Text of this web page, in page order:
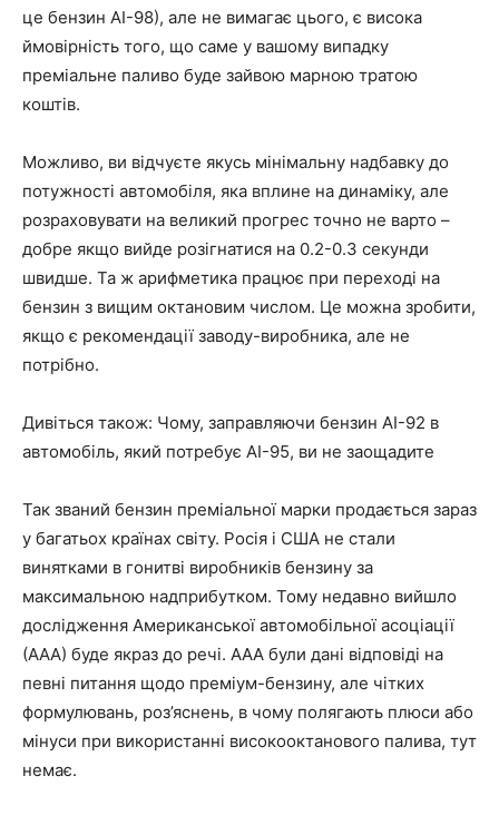
це бензин АІ-98), але не вимагає цього, є висока
ймовірність того, що саме у вашому випадку
преміальне паливо буде зайвою марною тратою
коштів.
Можливо, ви відчуєте якусь мінімальну надбавку до
потужності автомобіля, яка вплине на динаміку, але
розраховувати на великий прогрес точно не варто –
добре якщо вийде розігнатися на 0.2-0.3 секунди
швидше. Та ж арифметика працює при переході на
бензин з вищим октановим числом. Це можна зробити,
якщо є рекомендації заводу-виробника, але не
потрібно.
Дивіться також: Чому, заправляючи бензин АІ-92 в
автомобіль, який потребує АІ-95, ви не заощадите
Так званий бензин преміальної марки продається зараз
у багатьох країнах світу. Росія і США не стали
винятками в гонитві виробників бензину за
максимальною надприбутком. Тому недавно вийшло
дослідження Американської автомобільної асоціації
(ААА) буде якраз до речі. AAA були дані відповіді на
певні питання щодо преміум-бензину, але чітких
формулювань, роз’яснень, в чому полягають плюси або
мінуси при використанні високооктанового палива, тут
немає.